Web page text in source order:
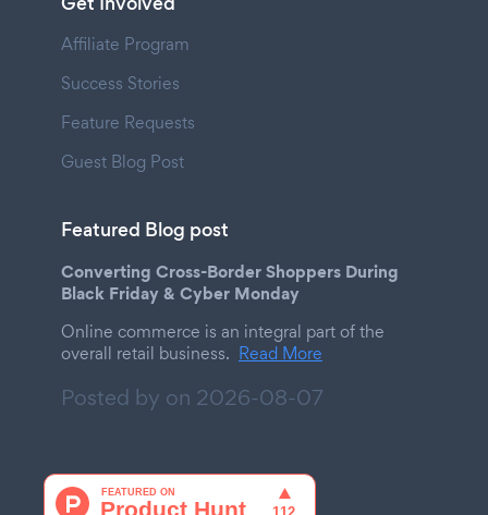
Affiliate Program
Success Stories
Feature Requests
Guest Blog Post
Featured Blog post
Converting Cross-Border Shoppers During
Black Friday & Cyber Monday
Online commerce is an integral part of the
overall retail business. Read More
Posted by on 2026-08-07